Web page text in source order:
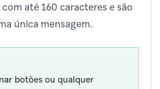
até 160 caracteres e são
única mensagem.
botões ou qualquer